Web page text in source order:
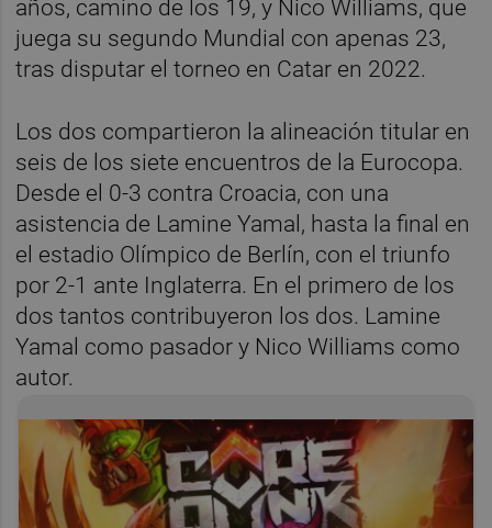
años, camino de los 19, y Nico Williams, que
juega su segundo Mundial con apenas 23,
tras disputar el torneo en Catar en 2022.
Los dos compartieron la alineación titular en
seis de los siete encuentros de la Eurocopa.
Desde el 0-3 contra Croacia, con una
asistencia de Lamine Yamal, hasta la final en
el estadio Olímpico de Berlín, con el triunfo
por 2-1 ante Inglaterra. En el primero de los
dos tantos contribuyeron los dos. Lamine
Yamal como pasador y Nico Williams como
autor.